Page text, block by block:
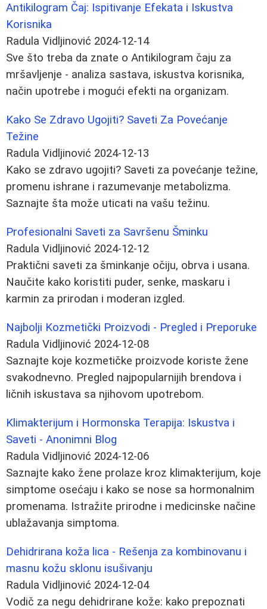
Antikilogram Čaj: Ispitivanje Efekata i Iskustva
Korisnika
Radula Vidljinović 2024-12-14
Sve što treba da znate o Antikilogram čaju za
mršavljenje - analiza sastava, iskustva korisnika,
način upotrebe i mogući efekti na organizam.
Kako Se Zdravo Ugojiti? Saveti Za Povećanje
Težine
Radula Vidljinović 2024-12-13
Kako se zdravo ugojiti? Saveti za povećanje težine,
promenu ishrane i razumevanje metabolizma.
Saznajte šta može uticati na vašu težinu.
Profesionalni Saveti za Savršenu Šminku
Radula Vidljinović 2024-12-12
Praktični saveti za šminkanje očiju, obrva i usana.
Naučite kako koristiti puder, senke, maskaru i
karmin za prirodan i moderan izgled.
Najbolji Kozmetički Proizvodi - Pregled i Preporuke
Radula Vidljinović 2024-12-08
Saznajte koje kozmetičke proizvode koriste žene
svakodnevno. Pregled najpopularnijih brendova i
ličnih iskustava sa njihovom upotrebom.
Klimakterijum i Hormonska Terapija: Iskustva i
Saveti - Anonimni Blog
Radula Vidljinović 2024-12-06
Saznajte kako žene prolaze kroz klimakterijum, koje
simptome osećaju i kako se nose sa hormonalnim
promenama. Istražite prirodne i medicinske načine
ublažavanja simptoma.
Dehidrirana koža lica - Rešenja za kombinovanu i
masnu kožu sklonu isušivanju
Radula Vidljinović 2024-12-04
Vodič za negu dehidrirane kože: kako prepoznati